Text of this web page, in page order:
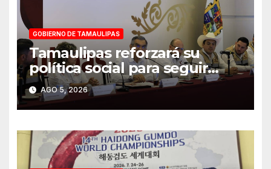
GOBIERNO DE TAMAULIPAS
Tamaulipas reforzará su
política social para seguir
reduciendo niveles de
pobreza extrema: Américo
AGO 5, 2026